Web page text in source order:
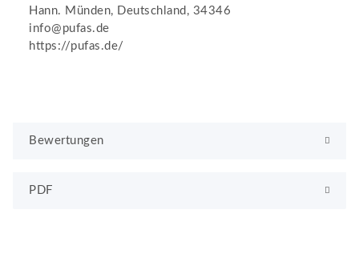
Hann. Münden, Deutschland, 34346
info@pufas.de
https://pufas.de/
Bewertungen
PDF